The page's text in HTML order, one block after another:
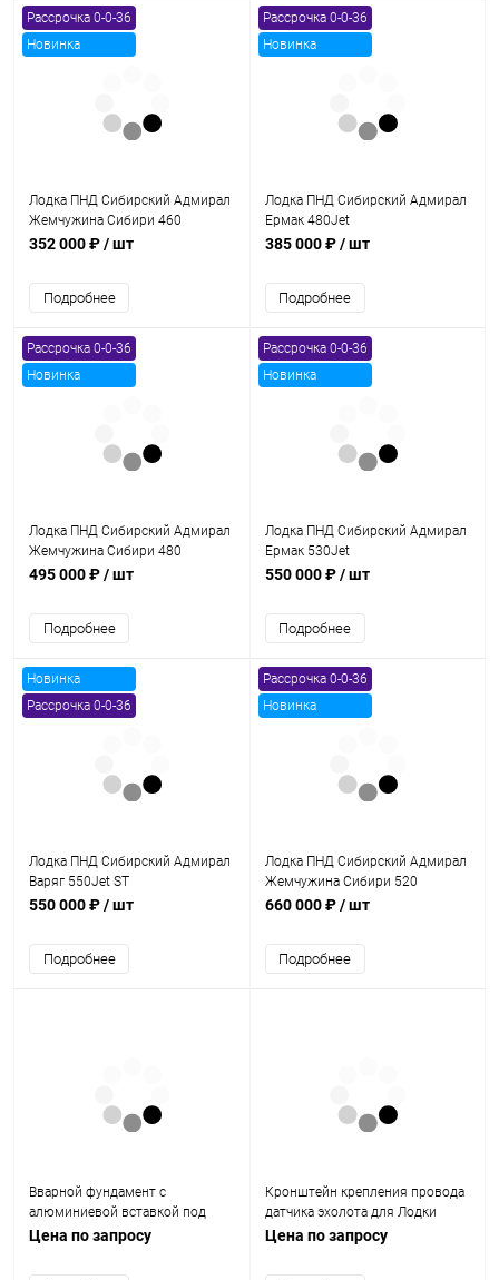
Рассрочка 0-0-36
Новинка
Лодка ПНД Сибирский Адмирал
Жемчужина Сибири 460
352 000 ₽/ шт
Подробнее
Рассрочка 0-0-36
Новинка
Лодка ПНД Сибирский Адмирал
Ермак 480Jet
385 000 ₽/ шт
Подробнее
Рассрочка 0-0-36
Новинка
Лодка ПНД Сибирский Адмирал
Жемчужина Сибири 480
495 000 ₽/ шт
Подробнее
Рассрочка 0-0-36
Новинка
Лодка ПНД Сибирский Адмирал
Ермак 530Jet
550 000 ₽/ шт
Подробнее
Новинка
Рассрочка 0-0-36
Лодка ПНД Сибирский Адмирал
Варяг 550Jet ST
550 000 ₽/ шт
Подробнее
Рассрочка 0-0-36
Новинка
Лодка ПНД Сибирский Адмирал
Жемчужина Сибири 520
660 000 ₽/ шт
Подробнее
Вварной фундамент с
алюминиевой вставкой под
установку сидений в кокпите 2
Цена по запросу
Кронштейн крепления провода
датчика эхолота для Лодки
Navix R43
Цена по запросу